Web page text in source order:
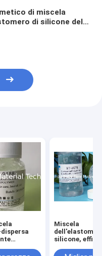
di miscela
di silicone del
Miscela
silicone,
della